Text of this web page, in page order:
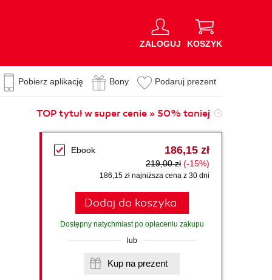
ZALOGUJ KOSZYK
Pobierz aplikację Bony Podaruj prezent
TOP tytuł w super cenie » 50% taniej
Ebook 186,15 zł
219,00 zł (-15%)
186,15 zł najniższa cena z 30 dni
Dodaj do koszyka
Dostępny natychmiast po opłaceniu zakupu
lub
Kup na prezent